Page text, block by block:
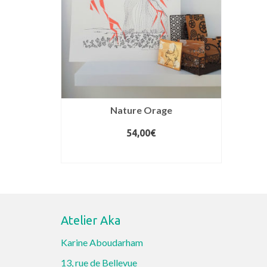
Nature Orage
54,00€
Atelier Aka
Karine Aboudarham
13, rue de Bellevue